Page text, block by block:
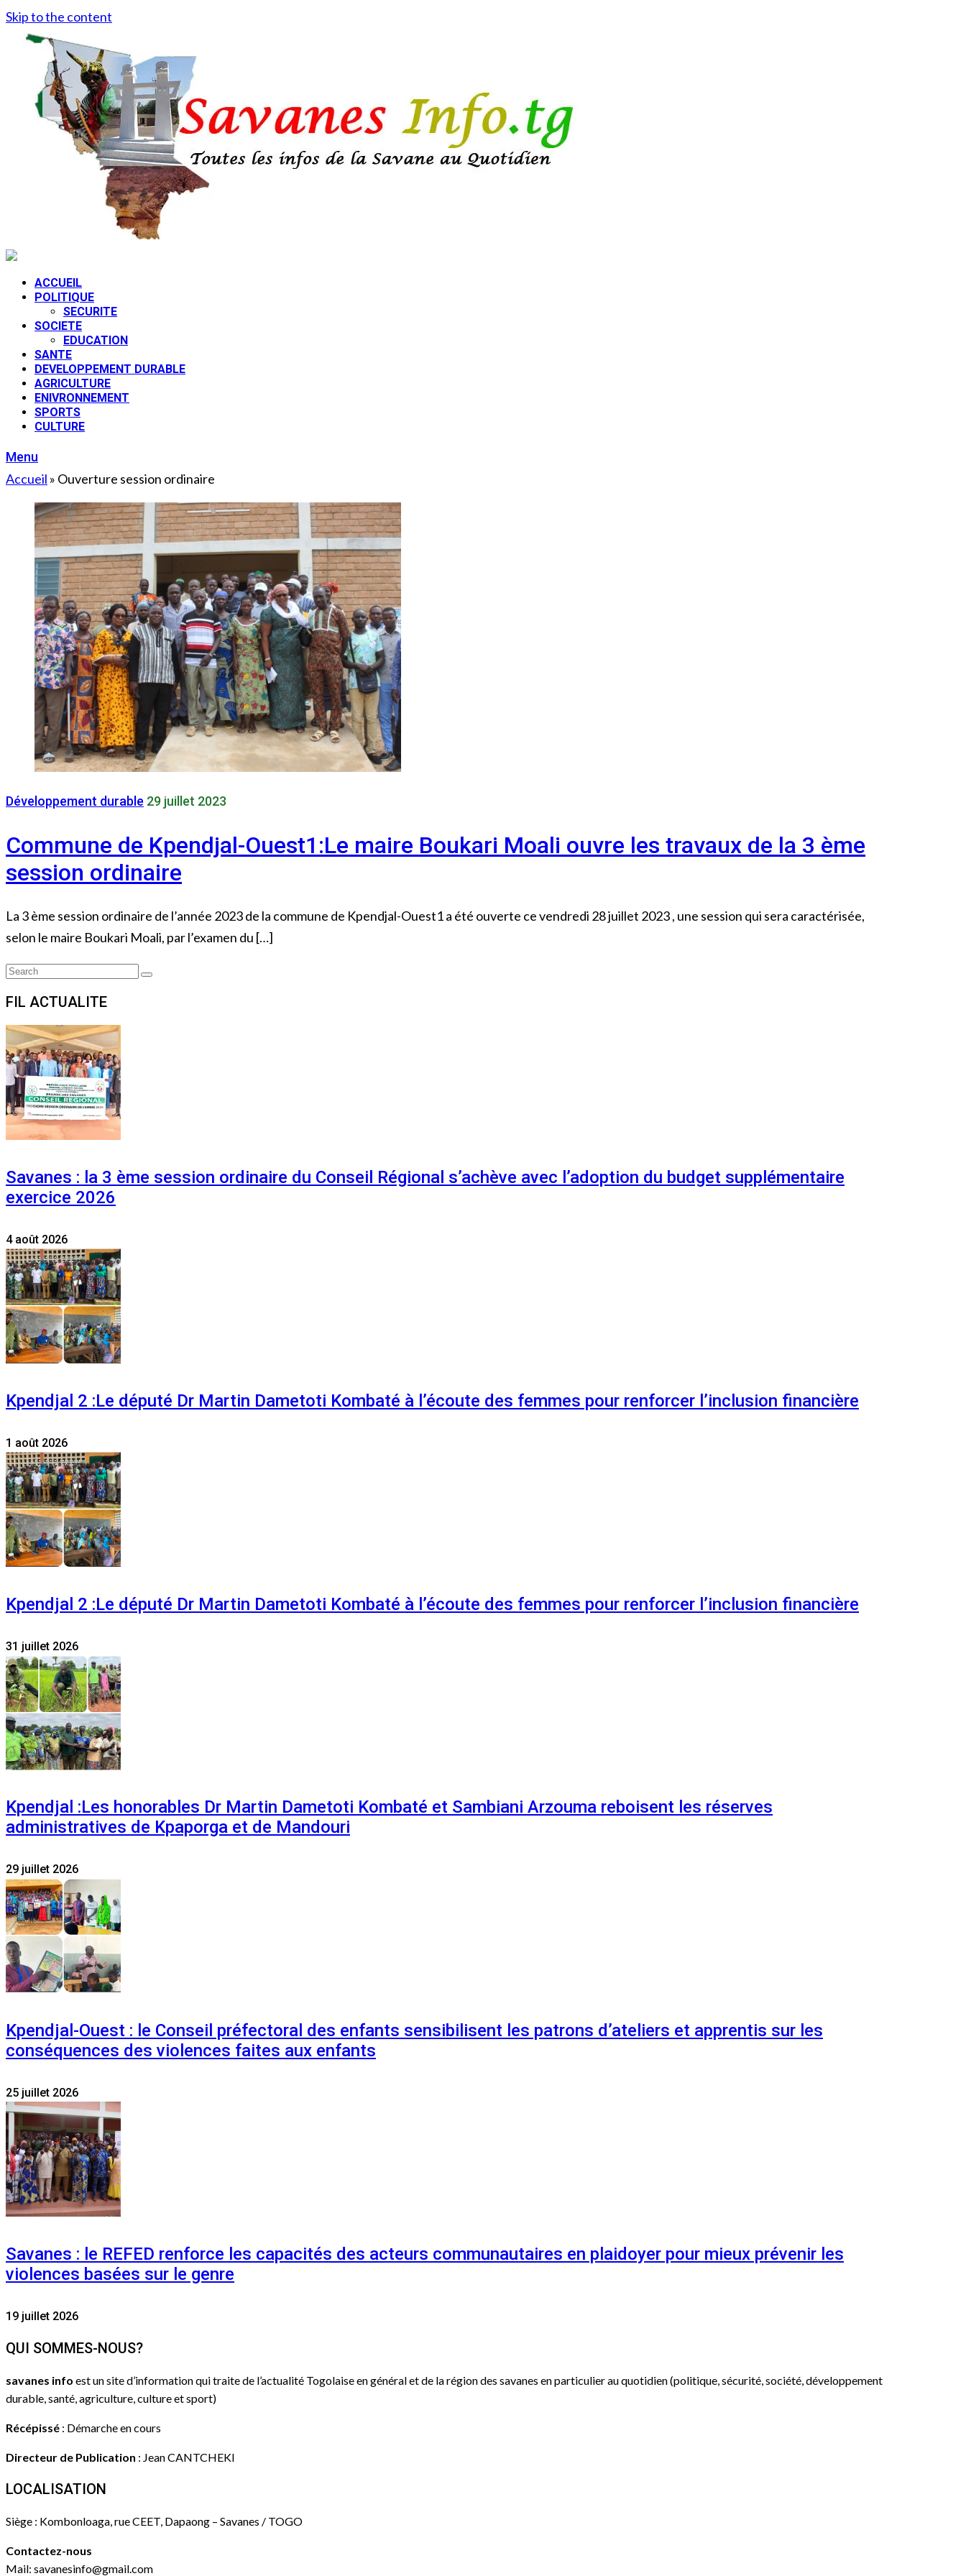
Skip to the content
ACCUEIL
POLITIQUE
SECURITE
SOCIETE
EDUCATION
SANTE
DEVELOPPEMENT DURABLE
AGRICULTURE
ENIVRONNEMENT
SPORTS
CULTURE
Menu
Accueil » Ouverture session ordinaire
Développement durable 29 juillet 2023
Commune de Kpendjal-Ouest1:Le maire Boukari Moali ouvre les travaux de la 3 ème
session ordinaire
La 3 ème session ordinaire de l’année 2023 de la commune de Kpendjal-Ouest1 a été ouverte ce vendredi 28 juillet 2023 , une session qui sera caractérisée,
selon le maire Boukari Moali, par l’examen du […]
Search
Search
FIL ACTUALITE
Savanes : la 3 ème session ordinaire du Conseil Régional s’achève avec l’adoption du budget supplémentaire
exercice 2026
4 août 2026
Kpendjal 2 :Le député Dr Martin Dametoti Kombaté à l’écoute des femmes pour renforcer l’inclusion financière
1 août 2026
Kpendjal 2 :Le député Dr Martin Dametoti Kombaté à l’écoute des femmes pour renforcer l’inclusion financière
31 juillet 2026
Kpendjal :Les honorables Dr Martin Dametoti Kombaté et Sambiani Arzouma reboisent les réserves
administratives de Kpaporga et de Mandouri
29 juillet 2026
Kpendjal-Ouest : le Conseil préfectoral des enfants sensibilisent les patrons d’ateliers et apprentis sur les
conséquences des violences faites aux enfants
25 juillet 2026
Savanes : le REFED renforce les capacités des acteurs communautaires en plaidoyer pour mieux prévenir les
violences basées sur le genre
19 juillet 2026
QUI SOMMES-NOUS?
savanes info est un site d’information qui traite de l’actualité Togolaise en général et de la région des savanes en particulier au quotidien (politique, sécurité, société, développement
durable, santé, agriculture, culture et sport)
Récépissé : Démarche en cours
Directeur de Publication : Jean CANTCHEKI
LOCALISATION
Siège : Kombonloaga, rue CEET, Dapaong – Savanes / TOGO
Contactez-nous
Mail: savanesinfo@gmail.com